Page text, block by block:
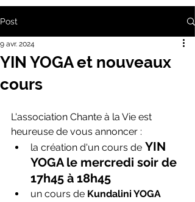
Post
YIN YOGA et nouveaux
cours
9 avr. 2024
L'association Chante à la Vie est
heureuse de vous annoncer :
la création d'un cours de YIN
YOGA le mercredi soir de
17h45 à 18h45
un cours de Kundalini YOGA